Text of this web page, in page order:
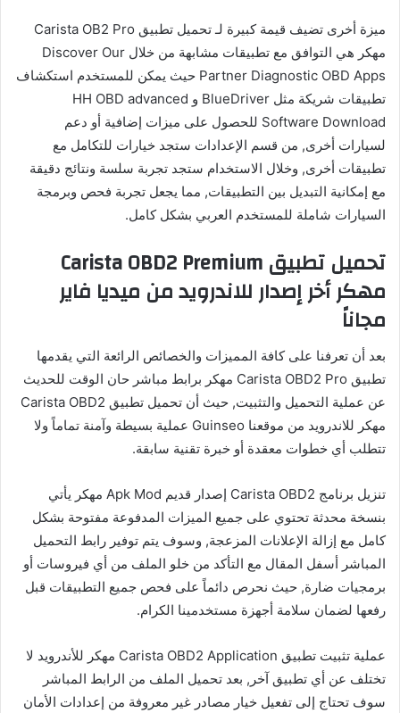
ميزة أخرى تضيف قيمة كبيرة لـ تحميل تطبيق Carista OB2 Pro
مهكر هي التوافق مع تطبيقات مشابهة من خلال Discover Our
Partner Diagnostic OBD Apps حيث يمكن للمستخدم استكشاف
تطبيقات شريكة مثل BlueDriver و HH OBD advanced
Software Download للحصول على ميزات إضافية أو دعم
لسيارات أخرى, من قسم الإعدادات ستجد خيارات للتكامل مع
تطبيقات أخرى, وخلال الاستخدام ستجد تجربة سلسة ونتائج دقيقة
مع إمكانية التبديل بين التطبيقات, مما يجعل تجربة فحص وبرمجة
السيارات شاملة للمستخدم العربي بشكل كامل.
تحميل تطبيق Carista OBD2 Premium
مهكر أخر إصدار للاندرويد من ميديا فاير
مجاناً
بعد أن تعرفنا على كافة المميزات والخصائص الرائعة التي يقدمها
تطبيق Carista OBD2 Pro مهكر برابط مباشر حان الوقت للحديث
عن عملية التحميل والتثبيت, حيث أن تحميل تطبيق Carista OBD2
مهكر للاندرويد من موقعنا Guinseo عملية بسيطة وآمنة تماماً ولا
تتطلب أي خطوات معقدة أو خبرة تقنية سابقة.
تنزيل برنامج Carista OBD2 إصدار قديم Apk Mod مهكر يأتي
بنسخة محدثة تحتوي على جميع الميزات المدفوعة مفتوحة بشكل
كامل مع إزالة الإعلانات المزعجة, وسوف يتم توفير رابط التحميل
المباشر أسفل المقال مع التأكد من خلو الملف من أي فيروسات أو
برمجيات ضارة, حيث نحرص دائماً على فحص جميع التطبيقات قبل
رفعها لضمان سلامة أجهزة مستخدمينا الكرام.
عملية تثبيت تطبيق Carista OBD2 Application مهكر للأندرويد لا
تختلف عن أي تطبيق آخر, بعد تحميل الملف من الرابط المباشر
سوف تحتاج إلى تفعيل خيار مصادر غير معروفة من إعدادات الأمان